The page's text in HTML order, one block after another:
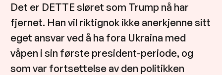
Det er DETTE sløret som Trump nå har
fjernet. Han vil riktignok ikke anerkjenne sitt
eget ansvar ved å ha fora Ukraina med
våpen i sin første president-periode, og
som var fortsettelse av den politikken